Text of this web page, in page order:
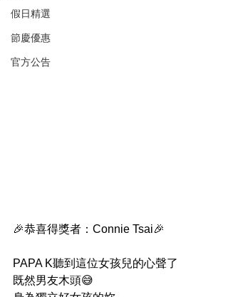
假日精選
節慶優惠
官方公告
🎉恭喜得獎者：Connie Tsai🎉
PAPA K聽到這位女孩兒的心聲了
既然男友木頭😅